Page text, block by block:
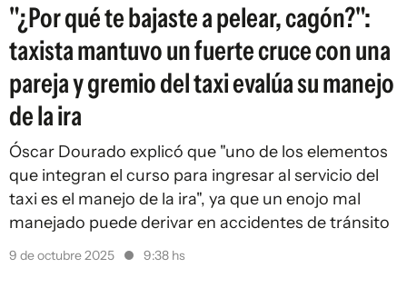
"¿Por qué te bajaste a pelear, cagón?":
taxista mantuvo un fuerte cruce con una
pareja y gremio del taxi evalúa su manejo
de la ira
Óscar Dourado explicó que "uno de los elementos
que integran el curso para ingresar al servicio del
taxi es el manejo de la ira", ya que un enojo mal
manejado puede derivar en accidentes de tránsito
9 de octubre 2025 9:38 hs